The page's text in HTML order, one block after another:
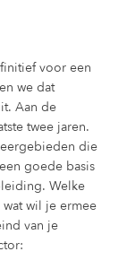
voor een
we dat
Aan de
twee jaren.
die
goede basis
Welke
wil je ermee
van je